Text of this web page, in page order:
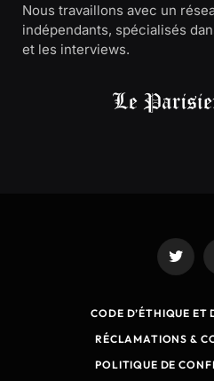
Nous travaillons avec un
indépendants, spécialisés
et les interviews.
Twitter
CODE D’ÉTHIQUE ET
RÉCLAMATIONS &
POLITIQUE DE